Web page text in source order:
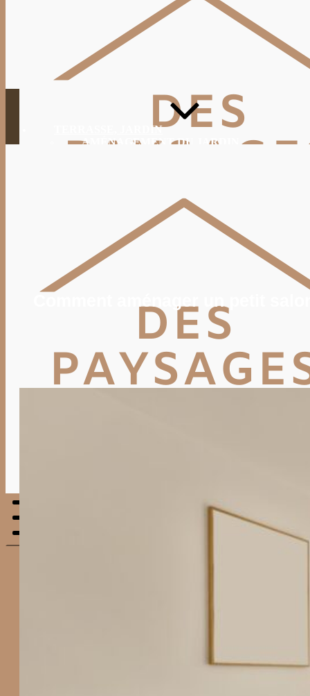
TERRASSE, JARDIN
AMÉNAGEMENT DU JARDIN
VIE PRATIQUE
ENERGIE
TRAVAUX
DEVIS
Rechercher
Rechercher :
Comment aménager un petit